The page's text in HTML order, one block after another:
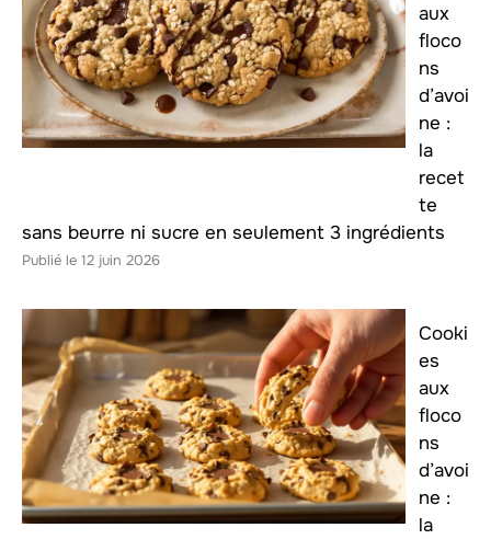
aux
floco
ns
d’avoi
ne :
la
recet
te
sans beurre ni sucre en seulement 3 ingrédients
12 juin 2026
Cooki
es
aux
floco
ns
d’avoi
ne :
la